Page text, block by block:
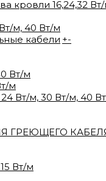
кровли 16,24,32
м, 40 Вт/м
кабели +-
Вт/м
м
Вт/м, 30 Вт/м, 40
ГРЕЮЩЕГО
Вт/м